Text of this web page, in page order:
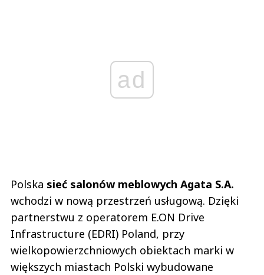
ad
Polska sieć salonów meblowych Agata S.A.
wchodzi w nową przestrzeń usługową. Dzięki
partnerstwu z operatorem E.ON Drive
Infrastructure (EDRI) Poland, przy
wielkopowierzchniowych obiektach marki w
większych miastach Polski wybudowane